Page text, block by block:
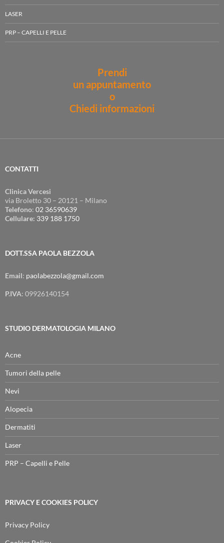
LASER
PRP – CAPELLI E PELLE
Prendi
un appuntamento
o
Chiedi informazioni
CONTATTI
Clinica Vercesi
via Broletto 30 – 20121 – Milano
Telefono: 02 36590639
Cellulare: 339 188 1750
DOTT.SSA PAOLA BEZZOLA
Email: paolabezzola@gmail.com
P.IVA: 09926140154
STUDIO DERMATOLOGIA MILANO
Acne
Tumori della pelle
Nevi
Alopecia
Dermatiti
Laser
PRP – Capelli e Pelle
PRIVACY E COOKIES POLICY
Privacy Policy